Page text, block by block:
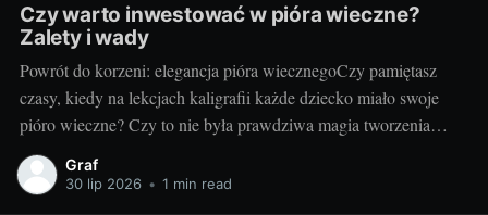
Czy warto inwestować w pióra wieczne?
Zalety i wady
Powrót do korzeni: elegancja pióra wiecznegoCzy pamiętasz
czasy, kiedy na lekcjach kaligrafii każde dziecko miało swoje
pióro wieczne? Czy to nie była prawdziwa magia tworzenia
pięknych, eleganckich liter? Tradycyjne pióro wieczne powraca
do łask, nie tylko wśród miłośników klasycznej kaligrafii, ale
Graf
30 lip 2026 • 1 min read